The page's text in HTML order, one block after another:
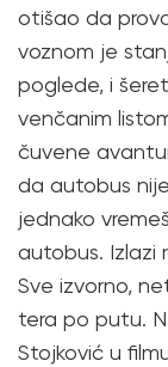
otišao da
voznom je
poglede, i
venčanim
čuvene
da autobus
jednako
autobus. Izlazi
Sve izvorno,
tera po putu.
Stojković u